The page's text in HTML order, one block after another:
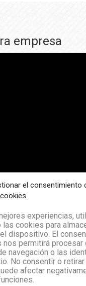
el consentimiento
experiencias,
cookies para
dispositivo. El
permitirá procesar
navegación o las
No consentir o retirar
afectar
empresa